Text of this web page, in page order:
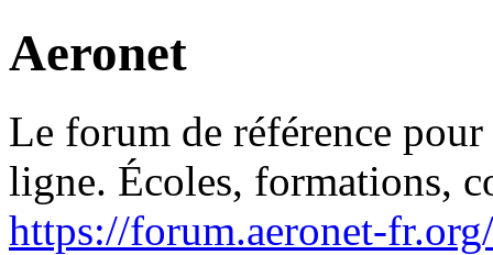
Aeronet
Le forum de référence
ligne. Écoles, formations,
https://forum.aeronet-fr.org/